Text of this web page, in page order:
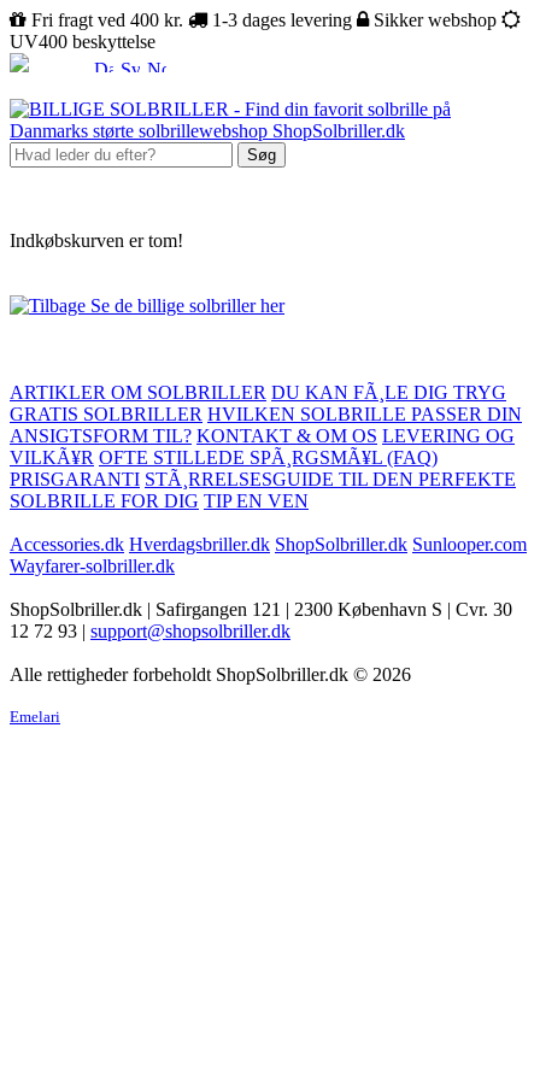
Fri fragt ved 400 kr. 1-3 dages levering
Sikker webshop
UV400 beskyttelse
Søg
Indkøbskurven er tom!
Se de billige solbriller her
ARTIKLER OM SOLBRILLER DU KAN FÃ¸LE DIG TRYG
GRATIS SOLBRILLER HVILKEN SOLBRILLE PASSER DIN
ANSIGTSFORM TIL? KONTAKT & OM OS LEVERING OG
VILKÃ¥R OFTE STILLEDE SPÃ¸RGSMÃ¥L (FAQ)
PRISGARANTI STÃ¸RRELSESGUIDE TIL DEN PERFEKTE
SOLBRILLE FOR DIG TIP EN VEN
Accessories.dk Hverdagsbriller.dk ShopSolbriller.dk Sunlooper.com
Wayfarer-solbriller.dk
ShopSolbriller.dk | Safirgangen 121 | 2300 København S | Cvr. 30
12 72 93 | support@shopsolbriller.dk
Alle rettigheder forbeholdt ShopSolbriller.dk © 2026
Emelari